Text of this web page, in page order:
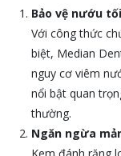
Bảo vệ nướu
Với công thức
biệt, Median
nguy cơ viêm
nổi bật quan
thường.
Ngăn ngừa